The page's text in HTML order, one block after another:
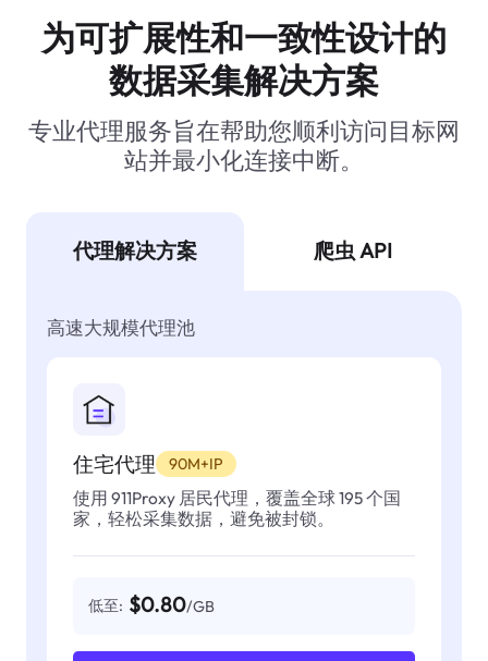
为可扩展性和一致性设计的
数据采集解决方案
专业代理服务旨在帮助您顺利访问目标网
站并最小化连接中断。
代理解决方案 爬虫 API
高速大规模代理池
住宅代理 90M+IP
使用 911Proxy 居民代理，覆盖全球 195 个国
家，轻松采集数据，避免被封锁。
低至: $0.80/GB